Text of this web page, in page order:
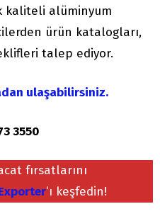
kaliteli alüminyum
ürün katalogları,
talep ediyor.
ulaşabilirsiniz.
3550
fırsatlarını
‘ı keşfedin!